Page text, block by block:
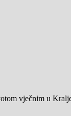
vječnim u